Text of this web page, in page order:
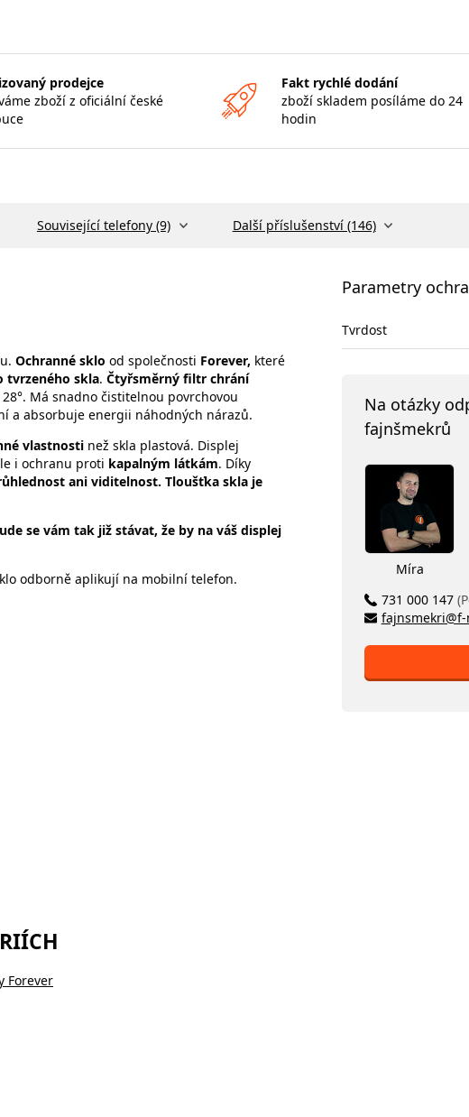
prodejce
zboží z oficiální české
Fakt rychlé dodání
zboží skladem posíláme do 24
hodin
Související telefony (9) Další příslušenství (146)
Ochranné sklo od společnosti Forever, které
tvrzeného skla. Čtyřsměrný filtr chrání
Má snadno čistitelnou povrchovou
a absorbuje energii náhodných nárazů.
vlastnosti než skla plastová. Displej
i ochranu proti kapalným látkám. Díky
ani viditelnost. Tloušťka skla je
se vám tak již stávat, že by na váš displej
odborně aplikují na mobilní telefon.
Forever
Parametry
Tvrdost
Na otázky
fajnšmekrů
Míra
731 000 147